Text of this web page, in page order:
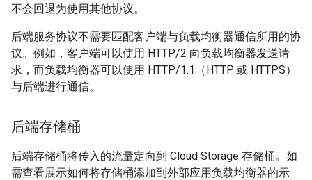
不会回退为使用其他协议。
后端服务协议不需要匹配客户端与负载均衡器通信所用的协
议。例如，客户端可以使用 HTTP/2 向负载均衡器发送请
求，而负载均衡器可以使用 HTTP/1.1（HTTP 或 HTTPS）
与后端进行通信。
后端存储桶
后端存储桶将传入的流量定向到 Cloud Storage 存储桶。如
需查看展示如何将存储桶添加到外部应用负载均衡器的示